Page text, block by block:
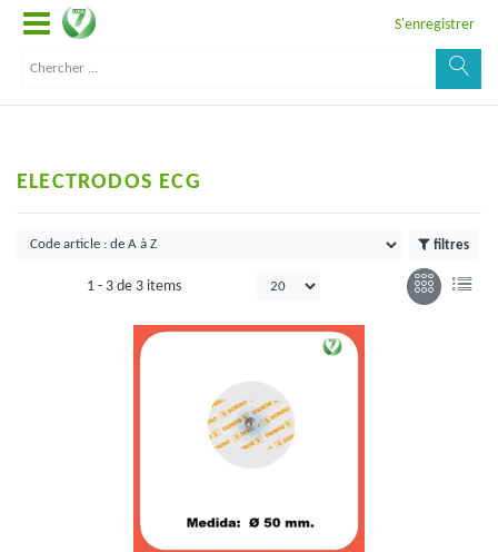
S'enregistrer
ELECTRODOS ECG
filtres
1 - 3 de 3 items